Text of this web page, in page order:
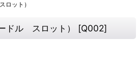
ロット）
ドル スロット） [Q002]